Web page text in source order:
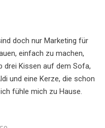
doch nur Marketing für
einfach zu machen,
drei Kissen auf dem Sofa,
und eine Kerze, die schon
fühle mich zu Hause.